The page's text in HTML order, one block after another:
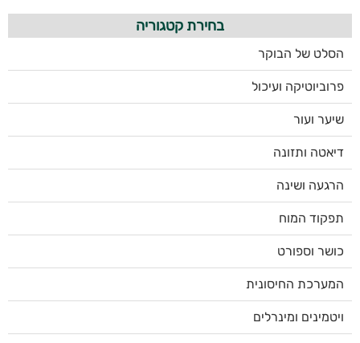
בחירת קטגוריה
הסלט של הבוקר
פרוביוטיקה ועיכול
שיער ועור
דיאטה ותזונה
הרגעה ושינה
תפקוד המוח
כושר וספורט
המערכת החיסונית
ויטמינים ומינרלים